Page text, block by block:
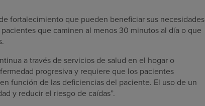
fortalecimiento que pueden beneficiar sus necesidades
que caminen al menos 30 minutos al día o que
a través de servicios de salud en el hogar o
progresiva y requiere que los pacientes
función de las deficiencias del paciente. El uso de un
y reducir el riesgo de caídas”.